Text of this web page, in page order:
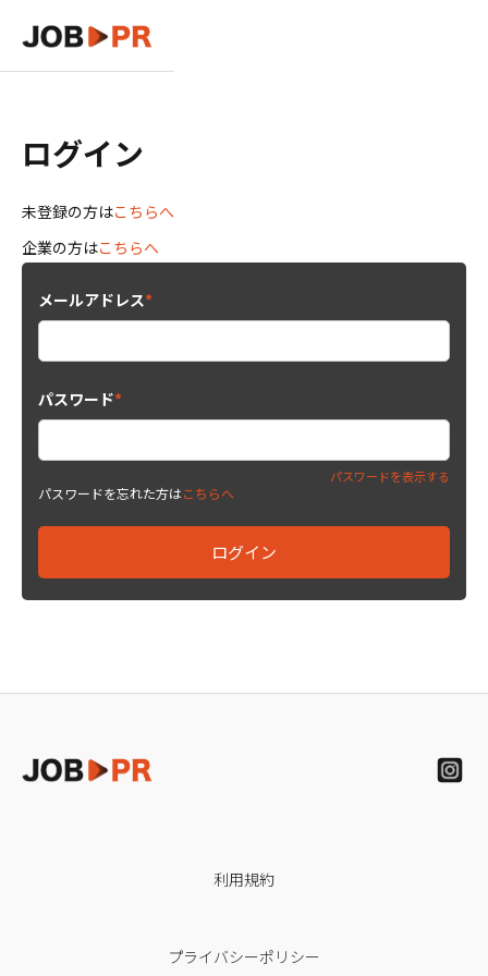
ログイン
未登録の方はこちらへ
企業の方はこちらへ
メールアドレス*
パスワード*
パスワードを表示する
パスワードを忘れた方はこちらへ
利用規約
プライバシーポリシー